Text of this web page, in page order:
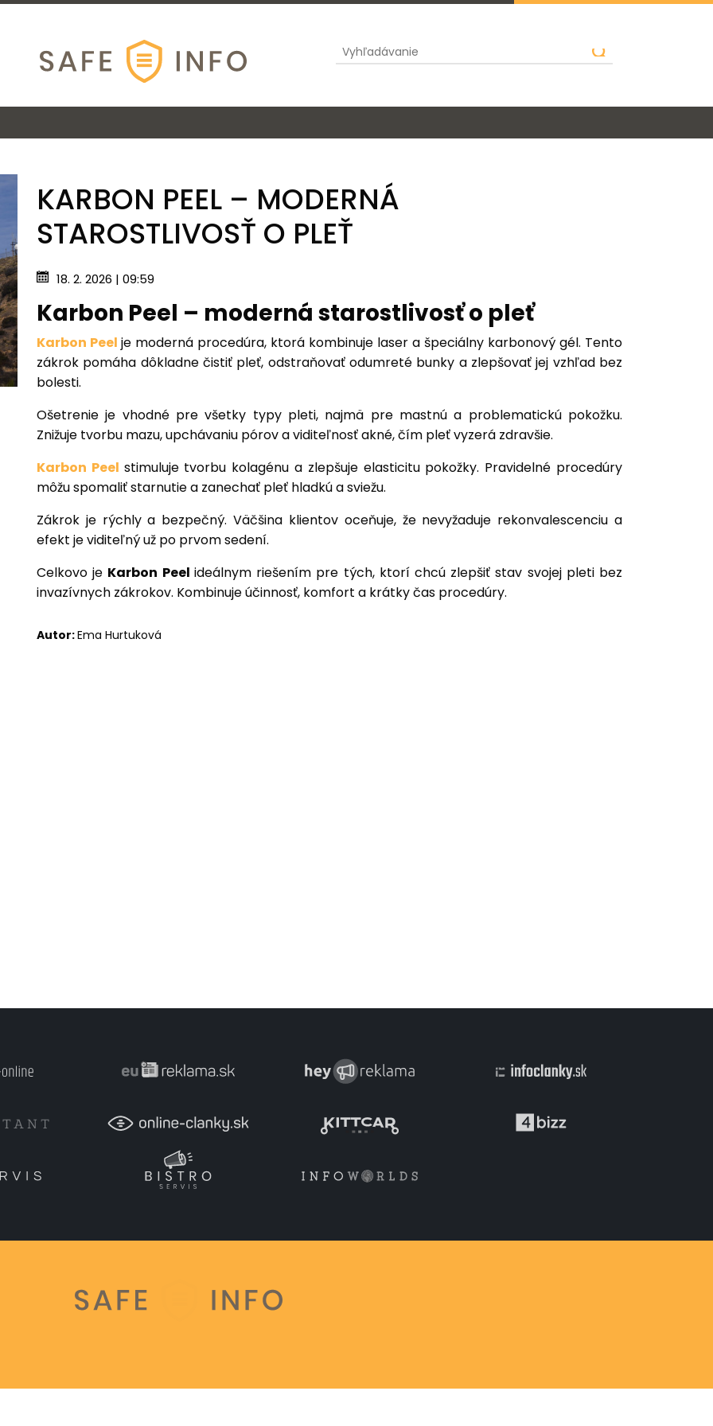
KARBON PEEL – MODERNÁ
STAROSTLIVOSŤ O PLEŤ
18. 2. 2026 | 09:59
Karbon Peel – moderná starostlivosť o pleť
Karbon Peel je moderná procedúra, ktorá kombinuje laser a špeciálny karbonový gél. Tento
zákrok pomáha dôkladne čistiť pleť, odstraňovať odumreté bunky a zlepšovať jej vzhľad bez
bolesti.
Ošetrenie je vhodné pre všetky typy pleti, najmä pre mastnú a problematickú pokožku.
Znižuje tvorbu mazu, upchávaniu pórov a viditeľnosť akné, čím pleť vyzerá zdravšie.
Karbon Peel stimuluje tvorbu kolagénu a zlepšuje elasticitu pokožky. Pravidelné procedúry
môžu spomaliť starnutie a zanechať pleť hladkú a sviežu.
Zákrok je rýchly a bezpečný. Väčšina klientov oceňuje, že nevyžaduje rekonvalescenciu a
efekt je viditeľný už po prvom sedení.
Celkovo je Karbon Peel ideálnym riešením pre tých, ktorí chcú zlepšiť stav svojej pleti bez
invazívnych zákrokov. Kombinuje účinnosť, komfort a krátky čas procedúry.
Autor:Ema Hurtuková